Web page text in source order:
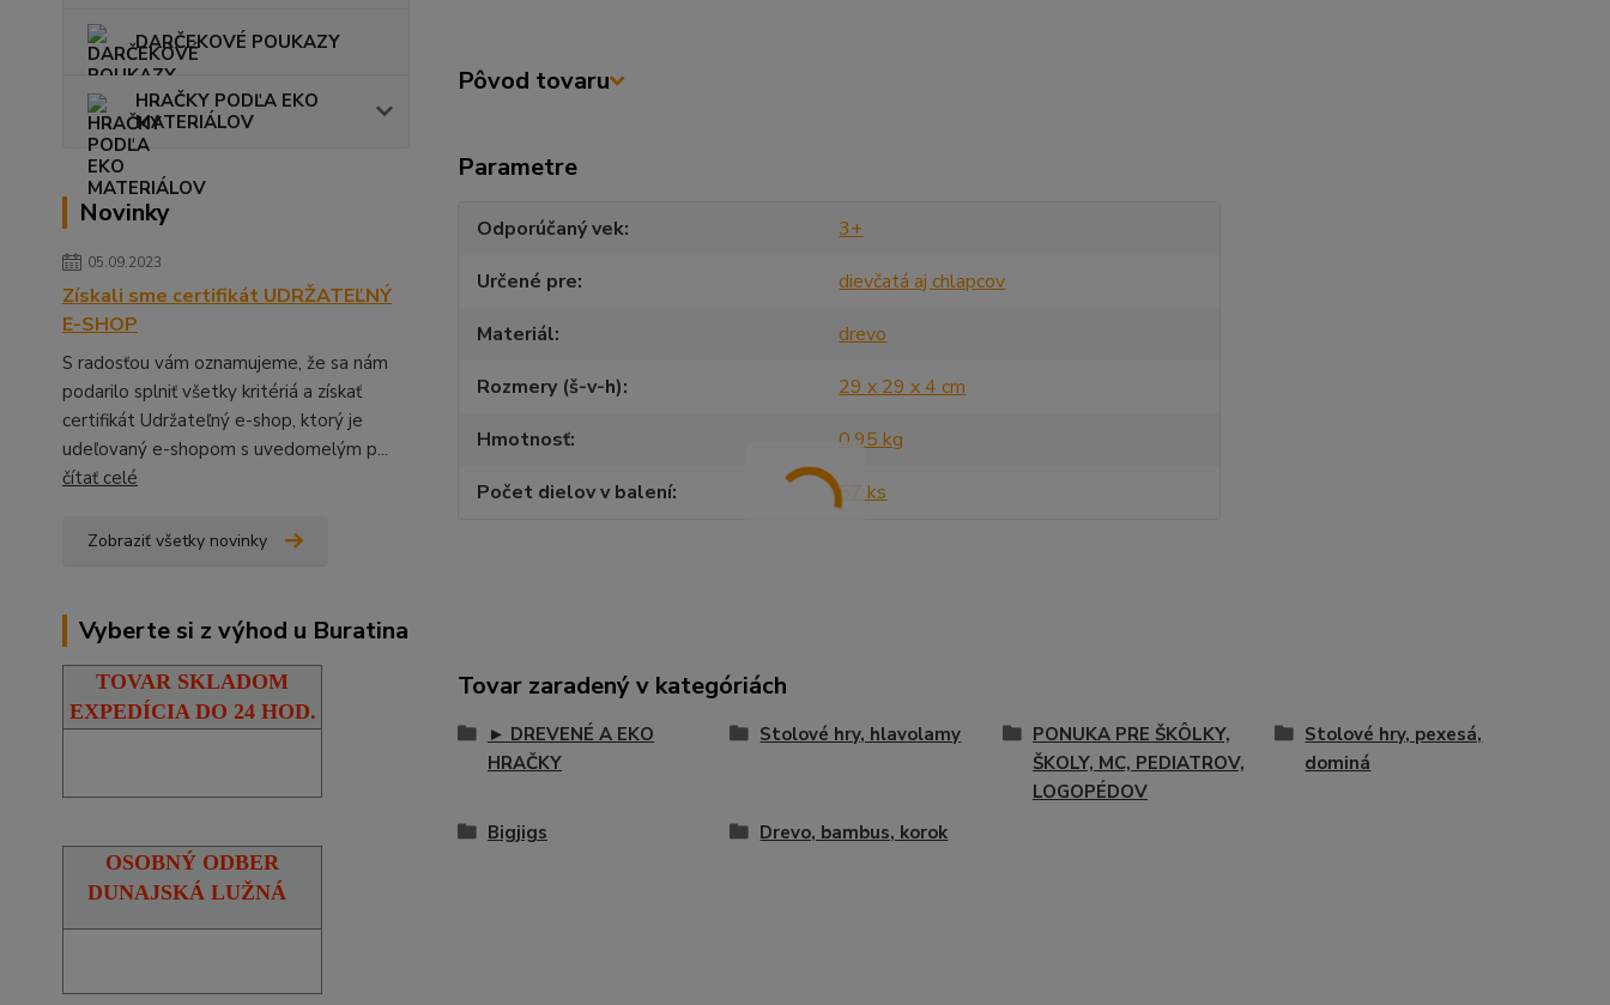
DARČEKOVÉ POUKAZY
HRAČKY PODĽA EKO
MATERIÁLOV
Novinky
05.09.2023
Získali sme certifikát UDRŽATEĽNÝ
E-SHOP
S radosťou vám oznamujeme, že sa nám
podarilo splniť všetky kritériá a získať
certifikát Udržateľný e-shop, ktorý je
udeľovaný e-shopom s uvedomelým p...
čítať celé
Zobraziť všetky novinky
Vyberte si z výhod u Buratina
TOVAR SKLADOM
EXPEDÍCIA DO 24 HOD.
OSOBNÝ ODBER
DUNAJSKÁ LUŽNÁ
Pôvod tovaru
Parametre
Odporúčaný vek
3+
Určené pre
dievčatá aj chlapcov
Materiál
drevo
Rozmery (š-v-h)
29 x 29 x 4 cm
Hmotnosť
0,95 kg
Počet dielov v balení
57 ks
Tovar zaradený v kategóriách
► DREVENÉ A EKO
HRAČKY
Stolové hry, hlavolamy
PONUKA PRE ŠKÔLKY,
ŠKOLY, MC, PEDIATROV,
LOGOPÉDOV
Stolové hry, pexesá,
dominá
Bigjigs Drevo, bambus, korok